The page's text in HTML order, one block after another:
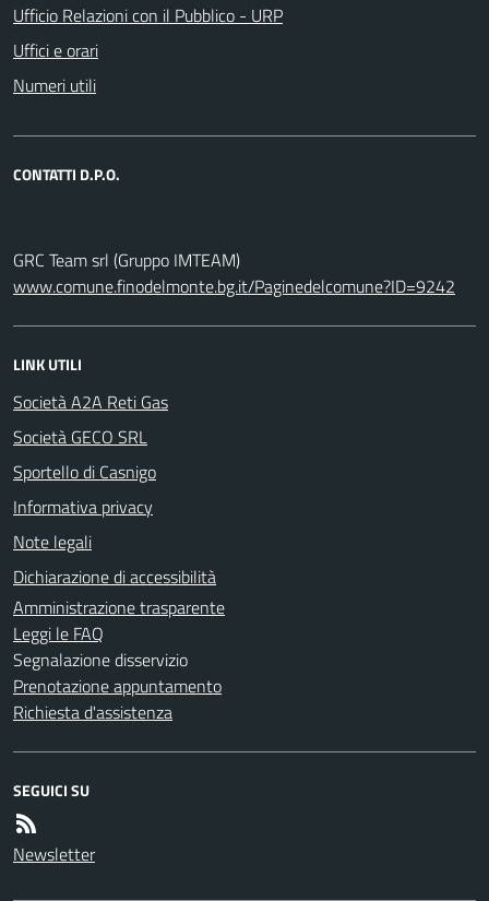
Ufficio Relazioni con il Pubblico - URP
Uffici e orari
Numeri utili
CONTATTI D.P.O.
GRC Team srl (Gruppo IMTEAM)
www.comune.finodelmonte.bg.it/Paginedelcomune?ID=9242
LINK UTILI
Società A2A Reti Gas
Società GECO SRL
Sportello di Casnigo
Informativa privacy
Note legali
Dichiarazione di accessibilità
Amministrazione trasparente
Leggi le FAQ
Segnalazione disservizio
Prenotazione appuntamento
Richiesta d'assistenza
SEGUICI SU
Newsletter